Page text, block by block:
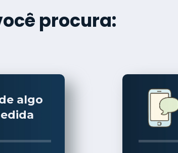
ê procura:
algo